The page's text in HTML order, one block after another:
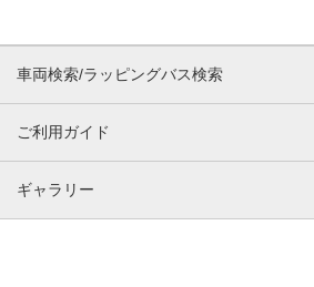
車両検索/ラッピングバス検索
ご利用ガイド
ギャラリー